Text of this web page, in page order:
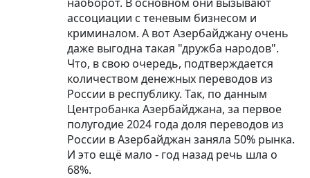
ассоциации с теневым бизнесом и
криминалом. А вот Азербайджану очень
даже выгодна такая "дружба народов".
Что, в свою очередь, подтверждается
количеством денежных переводов из
России в республику. Так, по данным
Центробанка Азербайджана, за первое
полугодие 2024 года доля переводов из
России в Азербайджан заняла 50% рынка.
И это ещё мало - год назад речь шла о
68%.